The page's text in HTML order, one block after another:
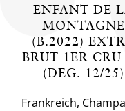
ENFANT DE
MONTAGNE
(B.2022)
BRUT 1ER CRU
(DEG. 12/25)
Frankreich,